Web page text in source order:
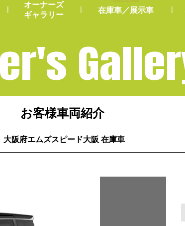
|
オーナーズ
ギャラリー
| 在庫車／展示車 |
お客様車両紹介
大阪府エムズスピード大阪 在庫車